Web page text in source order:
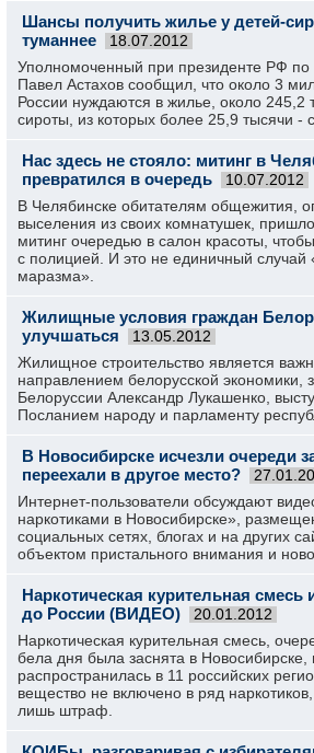
Шансы получить жилье у детей-
туманнее
18.07.2012
Уполномоченный при президенте РФ по
Павел Астахов сообщил, что около 3
России нуждаются в жилье, около 245,2
сироты, из которых более 25,9 тысячи -
Нас здесь не стояло: митинг в
превратился в очередь
10.07.2012
В Челябинске обитателям общежития,
выселения из своих комнатушек,
митинг очередью в салон красоты,
с полицией. И это не единичный случай
маразма».
Жилищные условия граждан
улучшаться
13.05.2012
Жилищное строительство является
направлением белорусской экономики,
Белоруссии Александр Лукашенко,
Посланием народу и парламенту
В Новосибирске исчезли очереди
переехали в другое место?
Интернет-пользователи обсуждают
наркотиками в Новосибирске»,
социальных сетях, блогах и на других
объектом пристального внимания и
Наркотическая курительная
до России (ВИДЕО)
20.01.2012
Наркотическая курительная смесь,
бела дня была заснята в
распространилась в 11 российских
вещество не включено в ряд
лишь штраф.